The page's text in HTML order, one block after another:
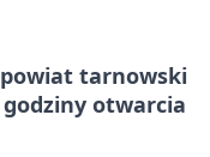
tarnowski
otwarcia